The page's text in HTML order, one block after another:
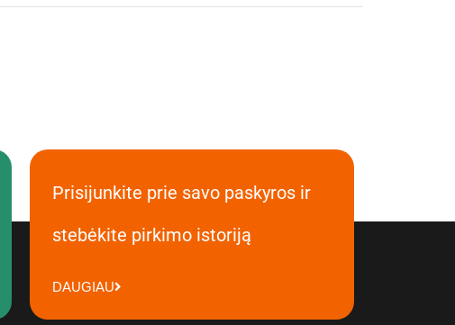
Prisijunkite prie savo paskyros ir
stebėkite pirkimo istoriją
DAUGIAU